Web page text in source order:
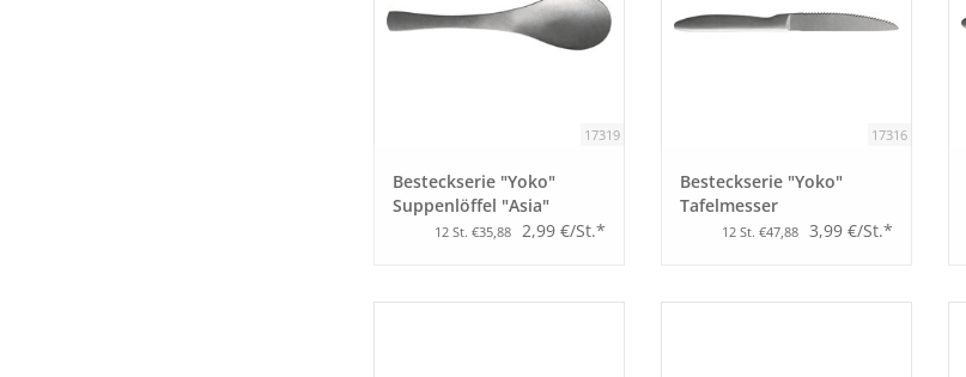
17319
Besteckserie "Yoko"
Suppenlöffel "Asia"
12 St. €35,88 2,99 €/St.*
17316
Besteckserie "Yoko"
Tafelmesser
12 St. €47,88 3,99 €/St.*